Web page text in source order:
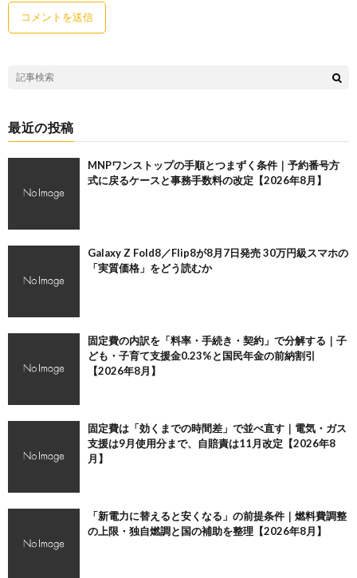
最近の投稿
MNPワンストップの手順とつまずく条件｜予約番号方
式に戻るケースと事務手数料の改定【2026年8月】
Galaxy Z Fold8／Flip8が8月7日発売 30万円級スマホの
「実質価格」をどう読むか
固定費の内訳を「料率・手続き・契約」で分解する｜子
ども・子育て支援金0.23%と国民年金の前納割引
【2026年8月】
固定費は「効くまでの時間差」で並べ直す｜電気・ガス
支援は9月使用分まで、自賠責は11月改定【2026年8
月】
「新電力に替えると安くなる」の前提条件｜燃料費調整
の上限・独自燃調と国の補助を整理【2026年8月】